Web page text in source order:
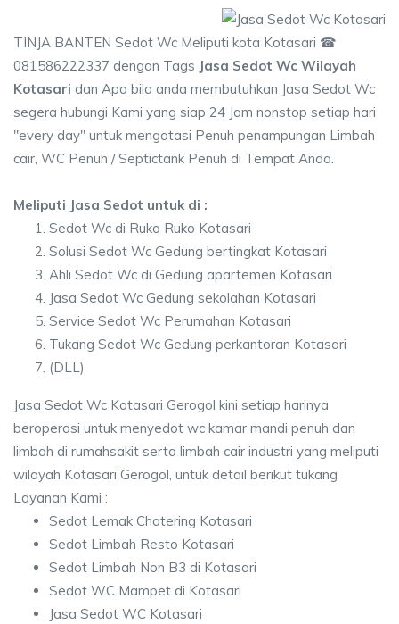
TINJA BANTEN Sedot Wc Meliputi kota Kotasari ☎
081586222337 dengan Tags Jasa Sedot Wc Wilayah
Kotasari dan Apa bila anda membutuhkan Jasa Sedot Wc
segera hubungi Kami yang siap 24 Jam nonstop setiap hari
"every day" untuk mengatasi Penuh penampungan Limbah
cair, WC Penuh / Septictank Penuh di Tempat Anda.
Meliputi Jasa Sedot untuk di :
Sedot Wc di Ruko Ruko Kotasari
Solusi Sedot Wc Gedung bertingkat Kotasari
Ahli Sedot Wc di Gedung apartemen Kotasari
Jasa Sedot Wc Gedung sekolahan Kotasari
Service Sedot Wc Perumahan Kotasari
Tukang Sedot Wc Gedung perkantoran Kotasari
(DLL)
Jasa Sedot Wc Kotasari Gerogol kini setiap harinya
beroperasi untuk menyedot wc kamar mandi penuh dan
limbah di rumahsakit serta limbah cair industri yang meliputi
wilayah Kotasari Gerogol, untuk detail berikut tukang
Layanan Kami :
Sedot Lemak Chatering Kotasari
Sedot Limbah Resto Kotasari
Sedot Limbah Non B3 di Kotasari
Sedot WC Mampet di Kotasari
Jasa Sedot WC Kotasari